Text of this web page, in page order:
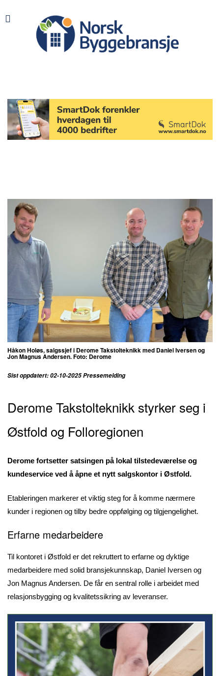
Håkon Holøs, salgssjef i Derome Takstolteknikk med Daniel Iversen og
Jon Magnus Andersen. Foto: Derome
Sist oppdatert: 02-10-2025 Pressemelding
Derome Takstolteknikk styrker seg i
Østfold og Folloregionen
Derome fortsetter satsingen på lokal tilstedeværelse og
kundeservice ved å åpne et nytt salgskontor i Østfold.
Etableringen markerer et viktig steg for å komme nærmere
kunder i regionen og tilby bedre oppfølging og tilgjengelighet.
Erfarne medarbeidere
Til kontoret i Østfold er det rekruttert to erfarne og dyktige
medarbeidere med solid bransjekunnskap, Daniel Iversen og
Jon Magnus Andersen. De får en sentral rolle i arbeidet med
relasjonsbygging og kvalitetssikring av leveranser.